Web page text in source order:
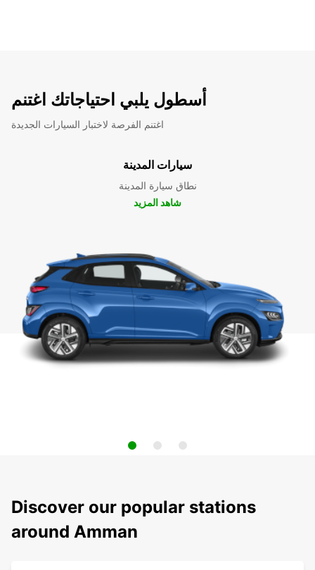
أسطول يلبي احتياجاتك اغتنم
اغتنم الفرصة لاختبار السيارات الجديدة
سيارات المدينة
نطاق سيارة المدينة
شاهد المزيد
Discover our popular stations
around Amman